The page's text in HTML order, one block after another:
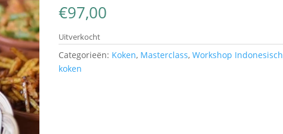
€97,00
Uitverkocht
Categorieën: Koken, Masterclass,Workshop Indonesisch
koken